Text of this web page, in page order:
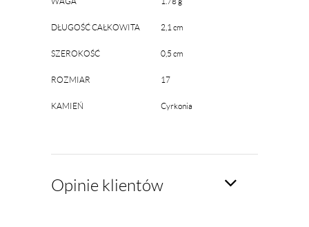
DŁUGOŚĆ CAŁKOWITA 2,1 cm
SZEROKOŚĆ 0,5 cm
ROZMIAR 17
KAMIEŃ Cyrkonia
Opinie klientów